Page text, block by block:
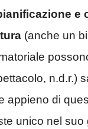
e
(anche un
n.d.r.)
appieno di
unico nel suo